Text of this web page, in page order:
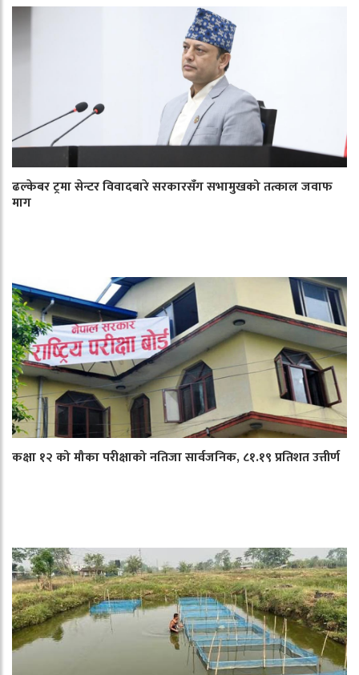
ढल्केबर ट्रमा सेन्टर विवादबारे सरकारसँग सभामुखको तत्काल जवाफ
माग
कक्षा १२ को मौका परीक्षाको नतिजा सार्वजनिक, ८१.१९ प्रतिशत उत्तीर्ण